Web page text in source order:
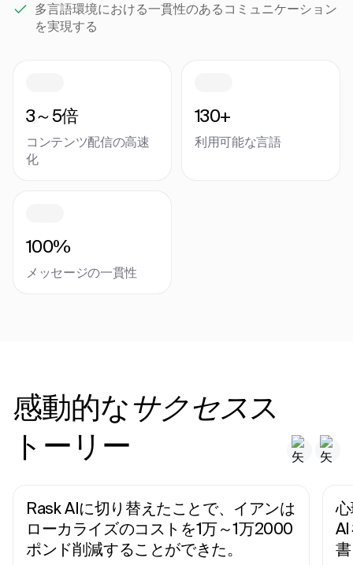
多言語環境における一貫性のあるコミュニケーション
を実現する
3～5倍
コンテンツ配信の高速
化
130+
利用可能な言語
100%
メッセージの一貫性
感動的なサクセス ス
トーリー
Rask AIに切り替えたことで、イアンは
ローカライズのコストを1万～1万2000
ポンド削減することができた。